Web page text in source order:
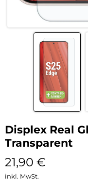
Displex Real
Transparent
21,90 €
inkl. MwSt.